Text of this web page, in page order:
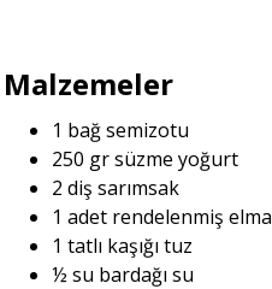
Malzemeler
1 bağ semizotu
250 gr süzme yoğurt
2 diş sarımsak
1 adet rendelenmiş elma
1 tatlı kaşığı tuz
½ su bardağı su